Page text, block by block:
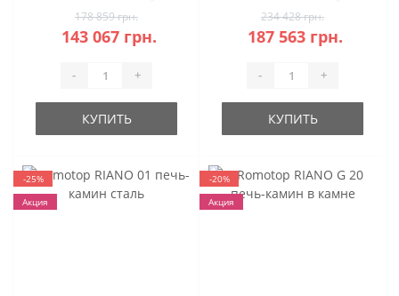
178 859 грн.
143 067 грн.
- +
КУПИТЬ
(темная камера)
234 428 грн.
187 563 грн.
- +
КУПИТЬ
-25%
Акция
-20%
Акция